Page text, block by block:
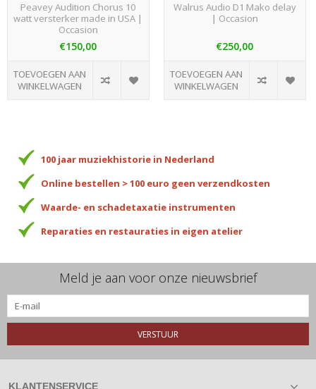
Peavey Audition Chorus 10
watt versterker made in USA |
Occasion
€150,00
TOEVOEGEN AAN
WINKELWAGEN
Walrus Audio D1 Mako delay
| Occasion
€250,00
TOEVOEGEN AAN
WINKELWAGEN
100 jaar muziekhistorie in Nederland
Online bestellen > 100 euro geen verzendkosten
Waarde- en schadetaxatie instrumenten
Reparaties en restauraties in eigen atelier
Meld je aan voor onze nieuwsbrief
VERSTUUR
KLANTENSERVICE